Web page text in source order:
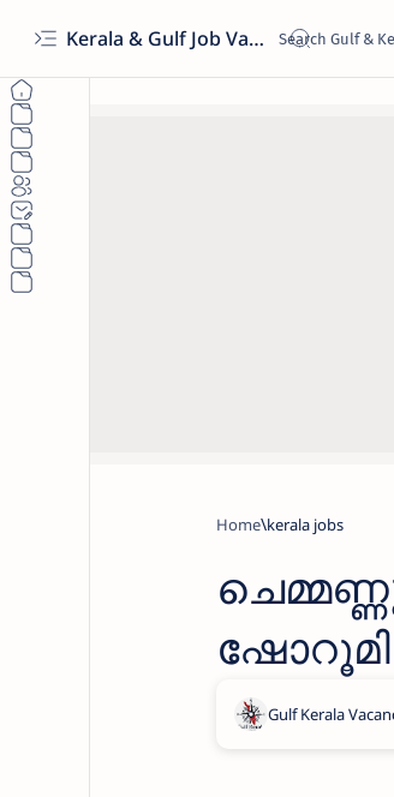
Kerala & Gulf Job Vacancies 2026 | Latest Govt & Private Jobs
Home kerala jobs